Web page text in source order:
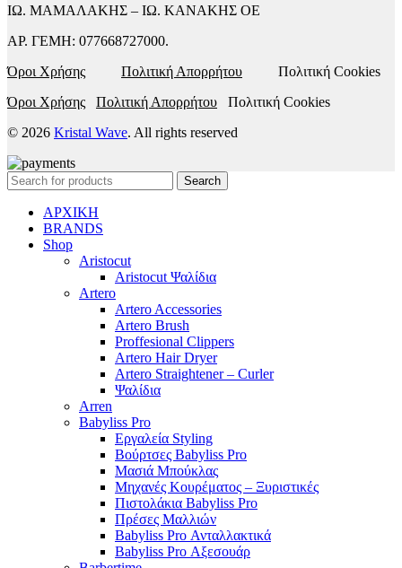
ΙΩ. ΜΑΜΑΛΑΚΗΣ – ΙΩ. ΚΑΝΑΚΗΣ ΟΕ
ΑΡ. ΓΕΜΗ: 077668727000.
Όροι Χρήσης
Πολιτική Απορρήτου Πολιτική Cookies
Όροι Χρήσης
Πολιτική Απορρήτου Πολιτική Cookies
© 2026 Kristal Wave. All rights reserved
Search
ΑΡΧΙΚΗ
BRANDS
Shop
Aristocut
Aristocut Ψαλίδια
Artero
Artero Accessories
Artero Brush
Proffesional Clippers
Artero Hair Dryer
Artero Straightener – Curler
Ψαλίδια
Arren
Babyliss Pro
Εργαλεία Styling
Βούρτσες Babyliss Pro
Μασιά Μπούκλας
Μηχανές Κουρέματος – Ξυριστικές
Πιστολάκια Babyliss Pro
Πρέσες Μαλλιών
Babyliss Pro Ανταλλακτικά
Babyliss Pro Αξεσουάρ